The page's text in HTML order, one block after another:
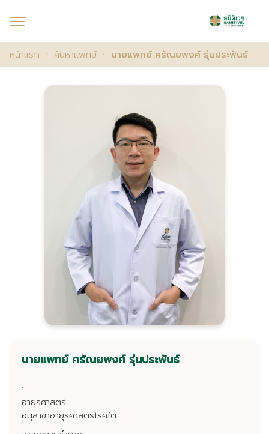
หน้าแรก ค้นหาแพทย์ นายแพทย์ ศรัณยพงศ์ รุ่นประพันธ์
นายแพทย์ ศรัณยพงศ์ รุ่นประพันธ์
:
อายุรศาสตร์
อนุสาขาอายุรศาสตร์โรคไต